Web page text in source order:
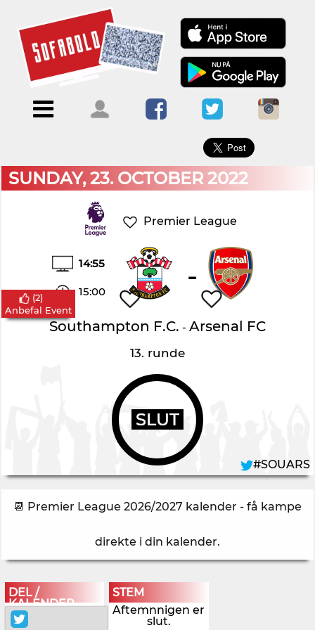
Menu
ForsideKalendere
Blogs
Om
Sofabold
Kontakt
bruger
ind
×
SUNDAY, 23. OCTOBER 2022
Premier League
14:55
15:00 -
Southampton F.C. - Arsenal FC
13. runde
SLUT
(2)
Anbefal Event
#SOUARS
📆 Premier League 2026/2027 kalender - få kampe
direkte i din kalender.
DEL /
KALENDER
STEM
Aftemnnigen er
slut.